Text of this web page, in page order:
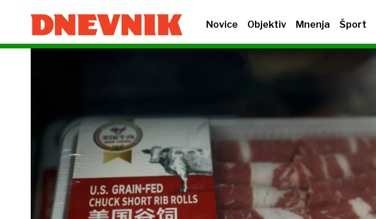
Novice Objektiv Mnenja Šport